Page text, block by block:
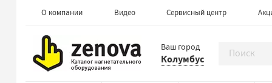
О компании Видео Сервисный центр
Ваш город
Колумбус